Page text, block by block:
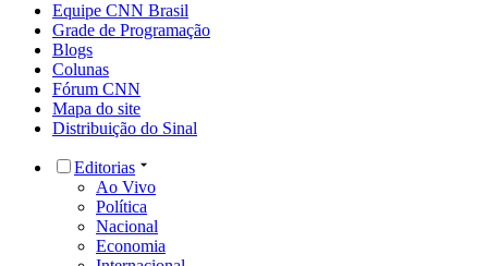
Equipe CNN Brasil
Grade de Programação
Blogs
Colunas
Fórum CNN
Mapa do site
Distribuição do Sinal
Editorias
Ao Vivo
Política
Nacional
Economia